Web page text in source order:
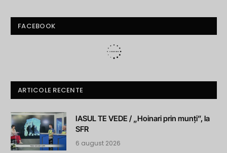
FACEBOOK
ARTICOLE RECENTE
IASUL TE VEDE / „Hoinari prin munți”, la
SFR
6 august 2026